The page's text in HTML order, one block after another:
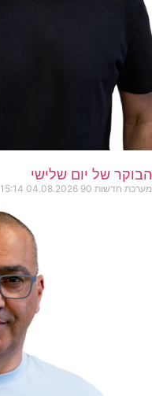
הבוקר של יום שלישי
מערכת חדשות 90 04.08.2026
15:14